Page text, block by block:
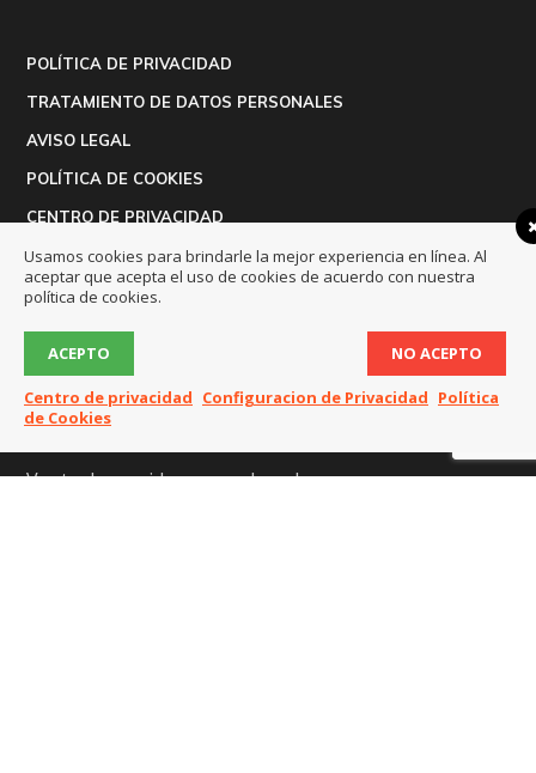
POLÍTICA DE PRIVACIDAD
TRATAMIENTO DE DATOS PERSONALES
AVISO LEGAL
POLÍTICA DE COOKIES
CENTRO DE PRIVACIDAD
Contratos de mantenimiento informático
Servicio técnico informático
Venta de servidores y ordenadores
Usamos cookies para brindarle la mejor experiencia en línea. Al
aceptar que acepta el uso de cookies de acuerdo con nuestra
política de cookies.
ACEPTO NO ACEPTO
Centro de privacidad Configuracion de Privacidad Política
de Cookies